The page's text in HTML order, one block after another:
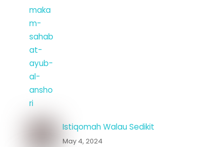
Istiqomah Walau Sedikit
May 4, 2024